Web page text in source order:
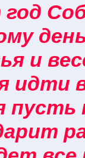
и
идти